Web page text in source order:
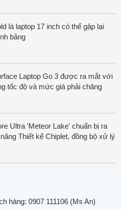
là laptop 17 inch có thể gập lại
bảng
Laptop Go 3 được ra mắt với
tốc độ và mức giá phải chăng
Ultra 'Meteor Lake' chuẩn bị ra
Thiết kế Chiplet, đồng bộ xử lý
hàng: 0907 111106 (Ms An)